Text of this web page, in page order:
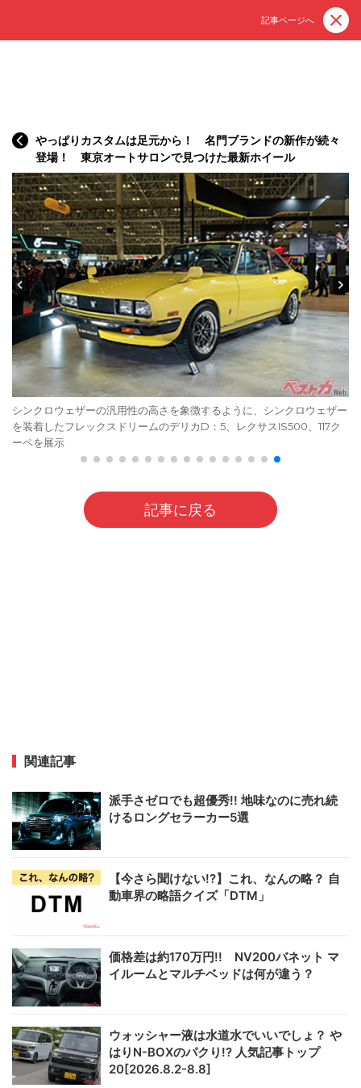
記事ページへ
やっぱりカスタムは足元から！ 名門ブランドの新作が続々
登場！ 東京オートサロンで見つけた最新ホイール
シンクロウェザーの汎用性の高さを象徴するように、シンクロウェザー
を装着したフレックスドリームのデリカD：5、レクサスIS500、117ク
ーペを展示
記事に戻る
関連記事
派手さゼロでも超優秀!! 地味なのに売れ続
けるロングセラーカー5選
【今さら聞けない!?】これ、なんの略？ 自
動車界の略語クイズ「DTM」
価格差は約170万円!! NV200バネット マ
イルームとマルチベッドは何が違う？
ウォッシャー液は水道水でいいでしょ？ や
はりN-BOXのパクり!? 人気記事トップ
20[2026.8.2-8.8]